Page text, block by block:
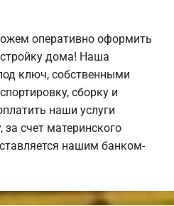
оперативно оформить
дома! Наша
ключ, собственными
сборку и
наши услуги
счет материнского
нашим банком-